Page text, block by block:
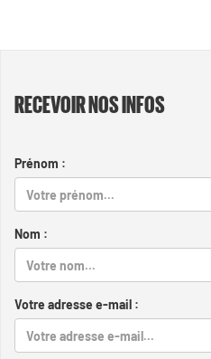
RECEVOIR NOS INFOS
Prénom :
Nom :
Votre adresse e-mail :